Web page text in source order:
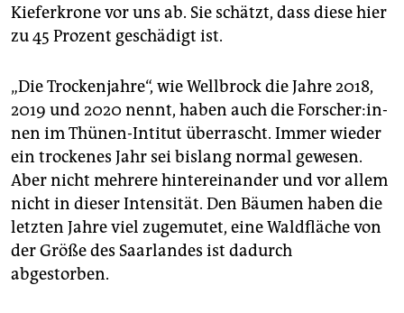
Kieferkrone vor uns ab. Sie schätzt, dass diese hier
zu 45 Prozent geschädigt ist.
„Die Trockenjahre“, wie Wellbrock die Jahre 2018,
2019 und 2020 nennt, haben auch die For­sche­r:in­
nen im Thünen-Intitut überrascht. Immer wieder
ein trockenes Jahr sei bislang normal gewesen.
Aber nicht mehrere hintereinander und vor allem
nicht in dieser Intensität. Den Bäumen haben die
letzten Jahre viel zugemutet, eine Waldfläche von
der Größe des Saarlandes ist dadurch
abgestorben.